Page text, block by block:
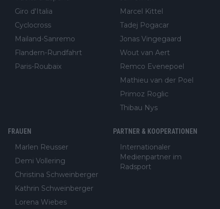
Giro d'Italia
Cyclocross
Mailand-Sanremo
Flandern-Rundfahrt
Paris-Roubaix
Marcel Kittel
Tadej Pogacar
Jonas Vingegaard
Wout van Aert
Remco Evenepoel
Mathieu van der Poel
Primoz Roglic
Thibau Nys
FRAUEN
Marlen Reusser
Demi Vollering
Christina Schweinberger
Kathrin Schweinberger
Lorena Wiebes
PARTNER & KOOPERATIONEN
Internationaler
Medienpartner im
Radsport